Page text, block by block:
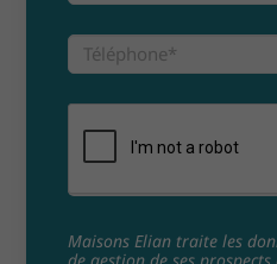
Maisons Elian traite les
de gestion de ses